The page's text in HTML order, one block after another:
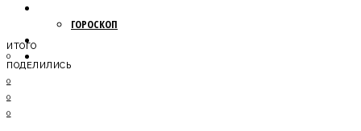
ГОРОСКОП
ИТОГО
0
ПОДЕЛИЛИСЬ
0
0
0